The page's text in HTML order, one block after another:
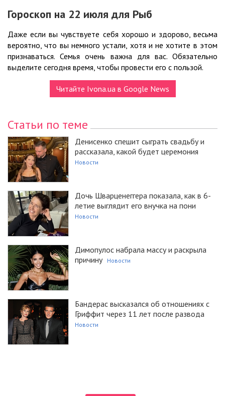
Гороскоп на 22 июля для Рыб
Даже если вы чувствуете себя хорошо и здорово, весьма
вероятно, что вы немного устали, хотя и не хотите в этом
признаваться. Семья очень важна для вас. Обязательно
выделите сегодня время, чтобы провести его с пользой.
Читайте Ivona.ua в Google News
Статьи по теме
Денисенко спешит сыграть свадьбу и
рассказала, какой будет церемония
Новости
Дочь Шварценеггера показала, как в 6-
летие выглядит его внучка на пони
Новости
Димопулос набрала массу и раскрыла
причину
Новости
Бандерас высказался об отношениях с
Гриффит через 11 лет после развода
Новости